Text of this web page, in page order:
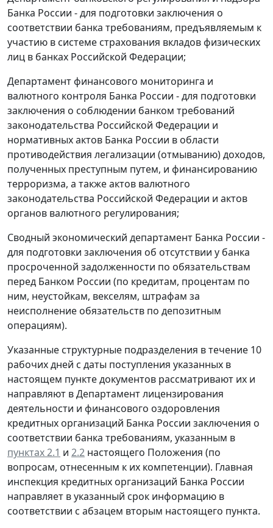
Банка России - для подготовки заключения о
соответствии банка требованиям, предъявляемым к
участию в системе страхования вкладов физических
лиц в банках Российской Федерации;
Департамент финансового мониторинга и
валютного контроля Банка России - для подготовки
заключения о соблюдении банком требований
законодательства Российской Федерации и
нормативных актов Банка России в области
противодействия легализации (отмыванию) доходов,
полученных преступным путем, и финансированию
терроризма, а также актов валютного
законодательства Российской Федерации и актов
органов валютного регулирования;
Сводный экономический департамент Банка России -
для подготовки заключения об отсутствии у банка
просроченной задолженности по обязательствам
перед Банком России (по кредитам, процентам по
ним, неустойкам, векселям, штрафам за
неисполнение обязательств по депозитным
операциям).
Указанные структурные подразделения в течение 10
рабочих дней с даты поступления указанных в
настоящем пункте документов рассматривают их и
направляют в Департамент лицензирования
деятельности и финансового оздоровления
кредитных организаций Банка России заключения о
соответствии банка требованиям, указанным в
пунктах 2.1 и 2.2 настоящего Положения (по
вопросам, отнесенным к их компетенции). Главная
инспекция кредитных организаций Банка России
направляет в указанный срок информацию в
соответствии с абзацем вторым настоящего пункта.